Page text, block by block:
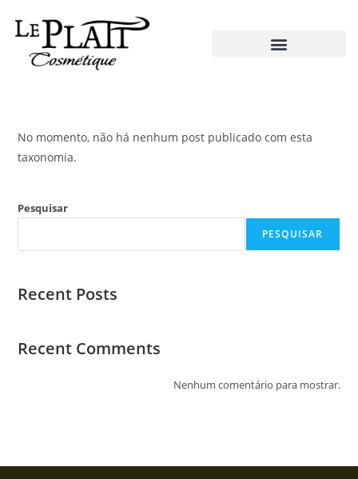
No momento, não há nenhum post publicado com esta
taxonomia.
Pesquisar
PESQUISAR
Recent Posts
Recent Comments
Nenhum comentário para mostrar.